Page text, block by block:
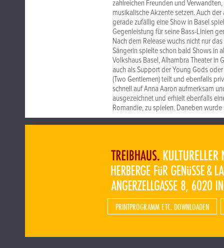
zahlreichen Freunden und
musikalische Akzente setzen. Auch
gerade zufällig eine Show in Basel
Gegenleistung für seine Bass-Linien
Nach dem Release wuchs nicht nur
Sängerin spielte schon bald Shows in
Volkshaus Basel, Alhambra Theater in
auch als Support der Young Gods
(Two Gentlemen) teilt und ebenfalls
schnell auf Anna Aaron aufmerksam
ausgezeichnet und erhielt ebenfalls
Romandie, zu spielen. Daneben
PRINTPROGRAMM ETC. DOWNLOADEN